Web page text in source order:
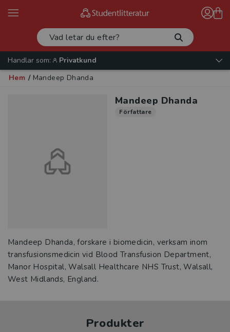
Handlar som:
Privatkund
Hem / Mandeep Dhanda
Mandeep Dhanda
Författare
Mandeep Dhanda, forskare i biomedicin, verksam inom
transfusionsmedicin vid Blood Transfusion Department,
Manor Hospital, Walsall Healthcare NHS Trust, Walsall,
West Midlands, England.
Produkter